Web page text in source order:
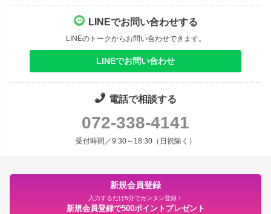
LINEでお問い合わせする
LINEのトークからお問い合わせできます。
LINEでお問い合わせ
電話で相談する
072-338-4141
受付時間／9:30～18:30（日祝除く）
新規会員登録
入力するだけ5分でカンタン登録！
新規会員登録で500ポイントプレゼント